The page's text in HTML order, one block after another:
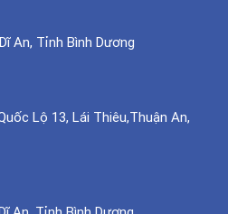
An, Tỉnh Bình Dương
Lộ 13, Lái Thiêu,Thuận An,